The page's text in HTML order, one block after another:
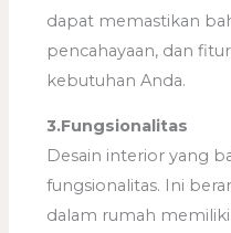
dapat memastikan
pencahayaan, dan
kebutuhan Anda.
3.Fungsionalitas
Desain interior yang
fungsionalitas. Ini
dalam rumah